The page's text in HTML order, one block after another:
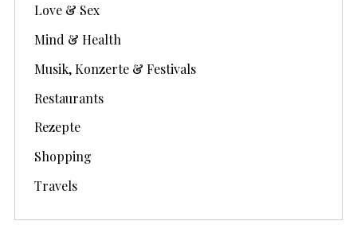
Love & Sex
Mind & Health
Musik, Konzerte & Festivals
Restaurants
Rezepte
Shopping
Travels